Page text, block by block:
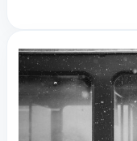
énergie
en
2026